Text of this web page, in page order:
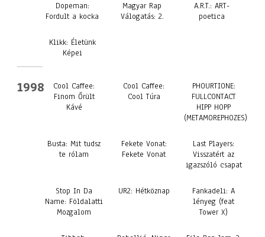
Dopeman:
Fordult a kocka
Magyar Rap
Válogatás: 2.
A.R.T.: ART-
poetica
Klikk: Életünk
Képei
1998
Cool Caffee:
Finom Őrült
Kávé
Cool Caffee:
Cool Túra
PHOURTIONE:
FULLCONTACT
HIPP HOPP
(METAMOREPHOZES)
Busta: Mit tudsz
te rólam
Fekete Vonat:
Fekete Vonat
Last Players:
Visszatért az
igazszóló csapat
Stop In Da
Name: Földalatti
Mozgalom
UR2: Hétköznap
Fankadeli: A
lényeg (feat
Tower X)